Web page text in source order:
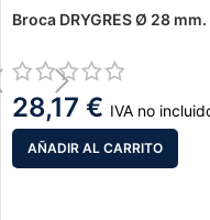
Broca DRYGRES Ø 28
28,17 € IVA no
AÑADIR AL CARRITO